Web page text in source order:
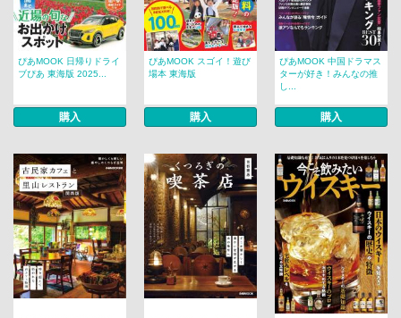
ぴあMOOK 日帰りドライ
ブぴあ 東海版 2025...
購入
ぴあMOOK スゴイ！遊び
場本 東海版
購入
ぴあMOOK 中国ドラマス
ターが好き！みんなの推
し...
購入